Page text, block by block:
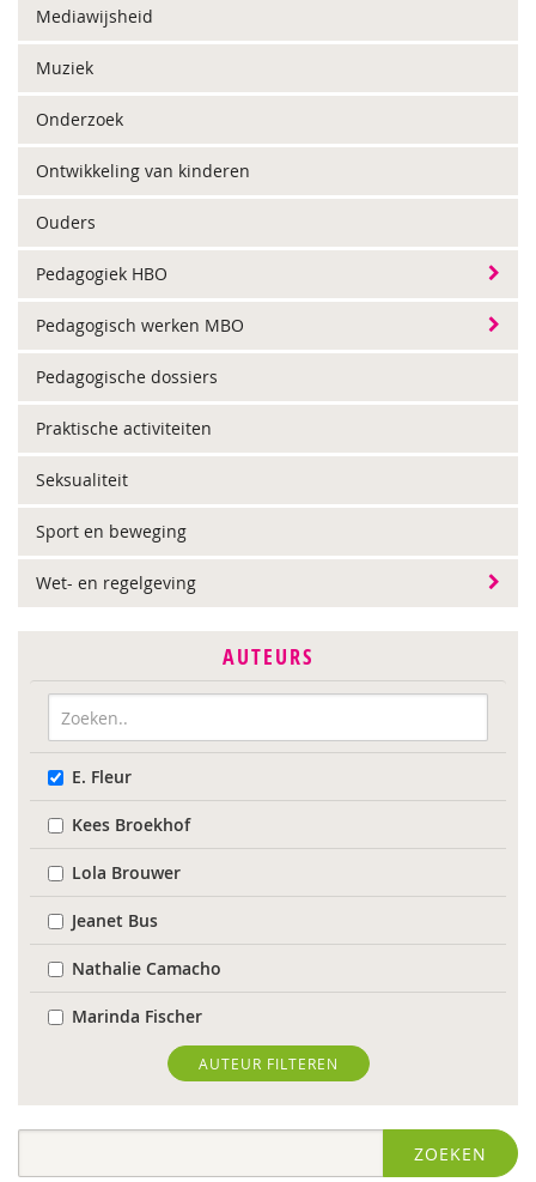
Mediawijsheid
Muziek
Onderzoek
Ontwikkeling van kinderen
Ouders
Pedagogiek HBO
Pedagogisch werken MBO
Pedagogische dossiers
Praktische activiteiten
Seksualiteit
Sport en beweging
Wet- en regelgeving
AUTEURS
E. Fleur
Kees Broekhof
Lola Brouwer
Jeanet Bus
Nathalie Camacho
Marinda Fischer
Sieneke Goorhuis-Brouwer
Jolien Hesselberth
AUTEUR FILTEREN
ZOEKEN